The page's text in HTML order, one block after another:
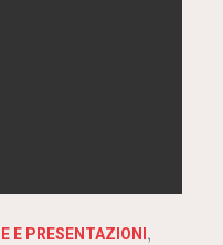
E PRESENTAZIONI